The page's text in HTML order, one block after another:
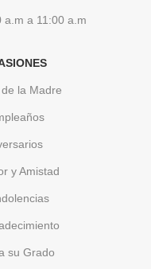
a.m a 11:00 a.m
la Madre
y Amistad
su Grado